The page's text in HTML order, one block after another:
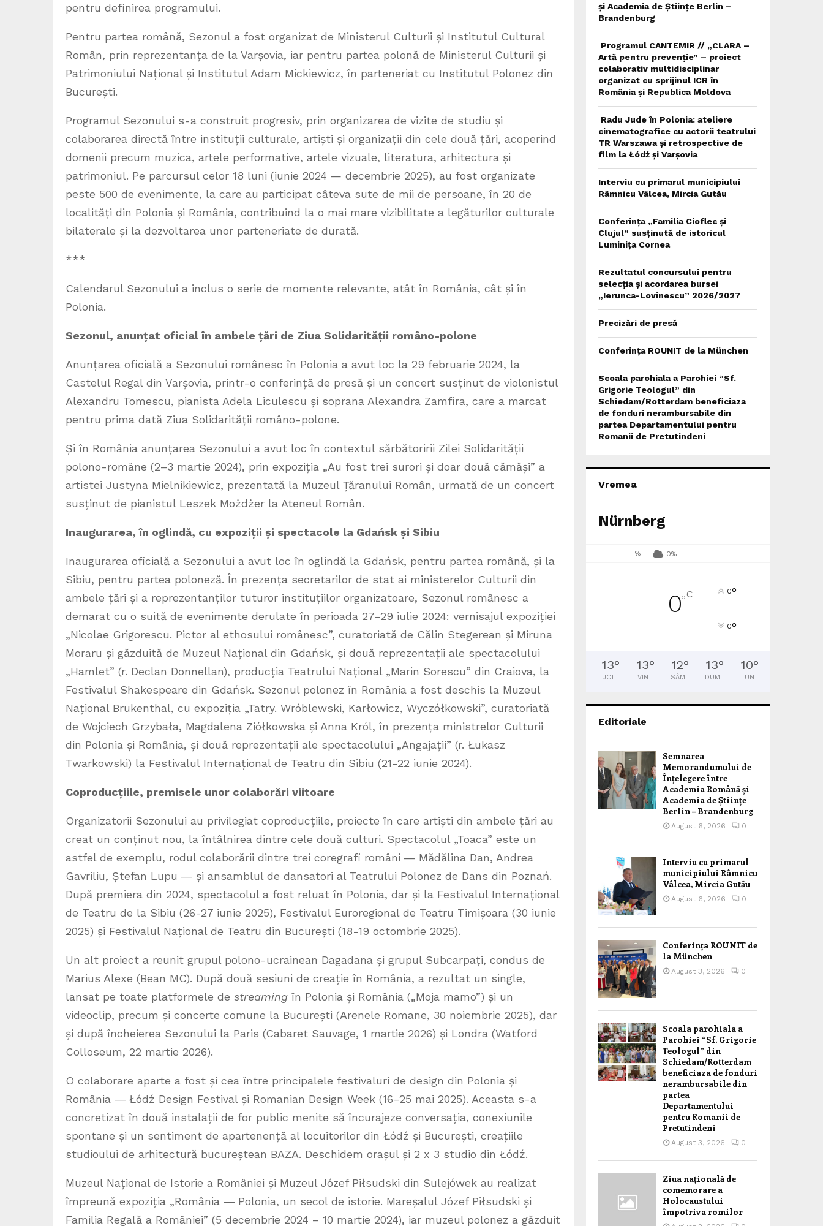
pentru definirea programului.
Pentru partea română, Sezonul a fost organizat de Ministerul Culturii și Institutul Cultural
Român, prin reprezentanța de la Varșovia, iar pentru partea polonă de Ministerul Culturii și
Patrimoniului Național și Institutul Adam Mickiewicz, în parteneriat cu Institutul Polonez din
București.
Programul Sezonului s-a construit progresiv, prin organizarea de vizite de studiu și
colaborarea directă între instituții culturale, artiști și organizații din cele două țări, acoperind
domenii precum muzica, artele performative, artele vizuale, literatura, arhitectura și
patrimoniul. Pe parcursul celor 18 luni (iunie 2024 — decembrie 2025), au fost organizate
peste 500 de evenimente, la care au participat câteva sute de mii de persoane, în 20 de
localități din Polonia și România, contribuind la o mai mare vizibilitate a legăturilor culturale
bilaterale și la dezvoltarea unor parteneriate de durată.
***
Calendarul Sezonului a inclus o serie de momente relevante, atât în România, cât și în
Polonia.
Sezonul, anunțat oficial în ambele țări de Ziua Solidarității româno-polone
Anunțarea oficială a Sezonului românesc în Polonia a avut loc la 29 februarie 2024, la
Castelul Regal din Varșovia, printr-o conferință de presă și un concert susținut de violonistul
Alexandru Tomescu, pianista Adela Liculescu și soprana Alexandra Zamfira, care a marcat
pentru prima dată Ziua Solidarității româno-polone.
Și în România anunțarea Sezonului a avut loc în contextul sărbătoririi Zilei Solidarității
polono-române (2–3 martie 2024), prin expoziția „Au fost trei surori și doar două cămăși” a
artistei Justyna Mielnikiewicz, prezentată la Muzeul Țăranului Român, urmată de un concert
susținut de pianistul Leszek Możdżer la Ateneul Român.
Inaugurarea, în oglindă, cu expoziții și spectacole la Gdańsk și Sibiu
Inaugurarea oficială a Sezonului a avut loc în oglindă la Gdańsk, pentru partea română, și la
Sibiu, pentru partea poloneză. În prezența secretarilor de stat ai ministerelor Culturii din
ambele țări și a reprezentanților tuturor instituțiilor organizatoare, Sezonul românesc a
demarat cu o suită de evenimente derulate în perioada 27–29 iulie 2024: vernisajul expoziției
„Nicolae Grigorescu. Pictor al ethosului românesc”, curatoriată de Călin Stegerean și Miruna
Moraru și găzduită de Muzeul Național din Gdańsk, și două reprezentații ale spectacolului
„Hamlet” (r. Declan Donnellan), producția Teatrului Național „Marin Sorescu” din Craiova, la
Festivalul Shakespeare din Gdańsk. Sezonul polonez în România a fost deschis la Muzeul
Național Brukenthal, cu expoziția „Tatry. Wróblewski, Karłowicz, Wyczółkowski”, curatoriată
de Wojciech Grzybała, Magdalena Ziółkowska și Anna Król, în prezența ministrelor Culturii
din Polonia și România, și două reprezentații ale spectacolului „Angajații” (r. Łukasz
Twarkowski) la Festivalul Internațional de Teatru din Sibiu (21-22 iunie 2024).
Coproducțiile, premisele unor colaborări viitoare
Organizatorii Sezonului au privilegiat coproducțiile, proiecte în care artiști din ambele țări au
creat un conținut nou, la întâlnirea dintre cele două culturi. Spectacolul „Toaca” este un
astfel de exemplu, rodul colaborării dintre trei coregrafi români ― Mădălina Dan, Andrea
Gavriliu, Ștefan Lupu ― și ansamblul de dansatori al Teatrului Polonez de Dans din Poznań.
După premiera din 2024, spectacolul a fost reluat în Polonia, dar și la Festivalul Internațional
de Teatru de la Sibiu (26-27 iunie 2025), Festivalul Euroregional de Teatru Timișoara (30 iunie
2025) și Festivalul Național de Teatru din București (18-19 octombrie 2025).
Un alt proiect a reunit grupul polono-ucrainean Dagadana și grupul Subcarpați, condus de
Marius Alexe (Bean MC). După două sesiuni de creație în România, a rezultat un single,
lansat pe toate platformele de streaming în Polonia și România („Moja mamo”) și un
videoclip, precum și concerte comune la București (Arenele Romane, 30 noiembrie 2025), dar
și după încheierea Sezonului la Paris (Cabaret Sauvage, 1 martie 2026) și Londra (Watford
Colloseum, 22 martie 2026).
O colaborare aparte a fost și cea între principalele festivaluri de design din Polonia și
România ― Łódź Design Festival și Romanian Design Week (16–25 mai 2025). Aceasta s-a
concretizat în două instalații de for public menite să încurajeze conversația, conexiunile
spontane și un sentiment de apartenență al locuitorilor din Łódź și București, creațiile
studioului de arhitectură bucureștean BAZA. Deschidem orașul și 2 x 3 studio din Łódź.
Muzeul Național de Istorie a României și Muzeul Józef Piłsudski din Sulejówek au realizat
împreună expoziția „România ― Polonia, un secol de istorie. Mareșalul Józef Piłsudski și
Familia Regală a României” (5 decembrie 2024 – 10 martie 2024), iar muzeul polonez a găzduit
și Academia de Științe Berlin –
Brandenburg
Programul CANTEMIR // „CLARA –
Artă pentru prevenție” – proiect
colaborativ multidisciplinar
organizat cu sprijinul ICR în
România și Republica Moldova
Radu Jude în Polonia: ateliere
cinematografice cu actorii teatrului
TR Warszawa și retrospective de
film la Łódź și Varșovia
Interviu cu primarul municipiului
Râmnicu Vâlcea, Mircia Gutău
Conferința „Familia Cioflec și
Clujul” susținută de istoricul
Luminița Cornea
Rezultatul concursului pentru
selecția și acordarea bursei
„Ierunca-Lovinescu” 2026/2027
Precizări de presă
Conferința ROUNIT de la München
Scoala parohiala a Parohiei “Sf.
Grigorie Teologul” din
Schiedam/Rotterdam beneficiaza
de fonduri nerambursabile din
partea Departamentului pentru
Romanii de Pretutindeni
Vremea
Nürnberg
% 0%
0°C 0°
0°
13°
JOI
13°
VIN
12°
SÂM
13°
DUM
10°
LUN
Editoriale
Semnarea
Memorandumului de
Înțelegere între
Academia Română și
Academia de Științe
Berlin – Brandenburg
August 6, 2026 0
Interviu cu primarul
municipiului Râmnicu
Vâlcea, Mircia Gutău
August 6, 2026 0
Conferința ROUNIT de
la München
August 3, 2026 0
Scoala parohiala a
Parohiei “Sf. Grigorie
Teologul” din
Schiedam/Rotterdam
beneficiaza de fonduri
nerambursabile din
partea
Departamentului
pentru Romanii de
Pretutindeni
August 3, 2026 0
Ziua națională de
comemorare a
Holocaustului
împotriva romilor